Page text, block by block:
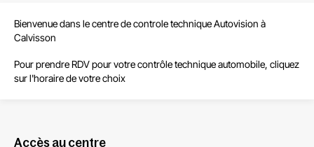
Bienvenue dans le centre decontrole technique Autovision à
Calvisson
Pour prendre RDV pour votre contrôle technique automobile, cliquez
sur l'horaire de votre choix
Accès au centre